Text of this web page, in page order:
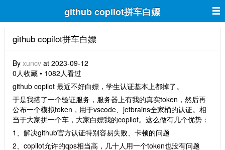
github copilot拼车白嫖
github copilot拼车白嫖
By xuncv at 2023-09-12
0人收藏 • 1082人看过
github copilot 最近不好白嫖，学生认证基本上都掉了。
于是我搭了一个验证服务，服务器上有我的真实token，然后再
公布一个模拟token，用于vscode、jetbrains全家桶的认证。相
当于大家拼一个车，大家白嫖我的copilot。这么做有几个优势：
1、解决github官方认证特别容易失败、卡顿的问题
2、 copilot允许的qps相当高，几十人用一个token也没有问题